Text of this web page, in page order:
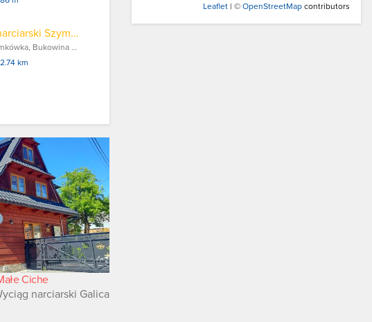
Wyciąg narciarski Szymkówka Baca
Polana Szymkówka, Bukowina Tatrzańska
2.74 km
Ciche
narciarski Galica
Leaflet| ©OpenStreetMapcontributors